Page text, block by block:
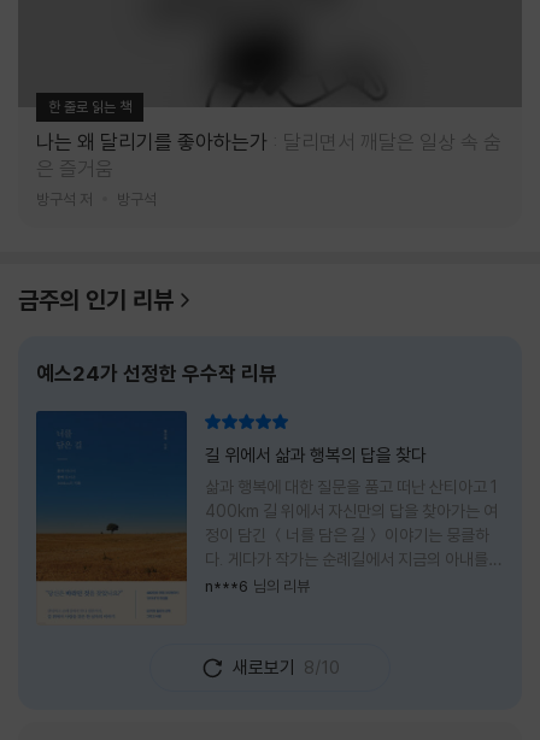
한 줄로 읽는 책
나는 왜 달리기를 좋아하는가
달리면서 깨달은 일상 속 숨
은 즐거움
방구석 저 방구석
금주의 인기 리뷰
예스24가 선정한 우수작 리뷰
길 위에서 삶과 행복의 답을 찾다
삶과 행복에 대한 질문을 품고 떠난 산티아고 1
400km 길 위에서 자신만의 답을 찾아가는 여
정이 담긴 ＜너를 담은 길＞ 이야기는 뭉클하
다. 게다가 작가는 순례길에서 지금의 아내를
만나 여행 로맨스의 정석인 '비포 선라이즈'를
에 작가가 소개한 다양한 도서들의 문장들을 만
나는 것 역시 읽기의 또다른 즐거움이었다. 여
n***6 님의 리뷰
새로보기 8/10